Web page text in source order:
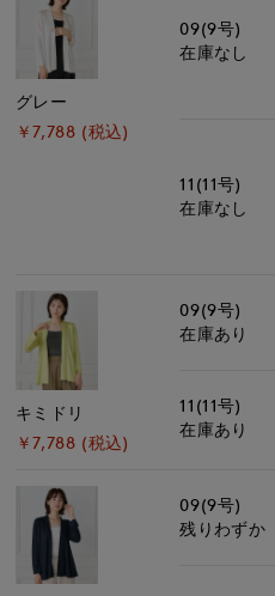
グレー
￥7,788 (税込)
09(9号)
在庫なし
11(11号)
在庫なし
キミドリ
￥7,788 (税込)
09(9号)
在庫あり
11(11号)
在庫あり
09(9号)
残りわずか